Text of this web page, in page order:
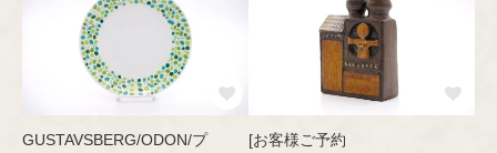
GUSTAVSBERG/ODON/プ
[お客様ご予約